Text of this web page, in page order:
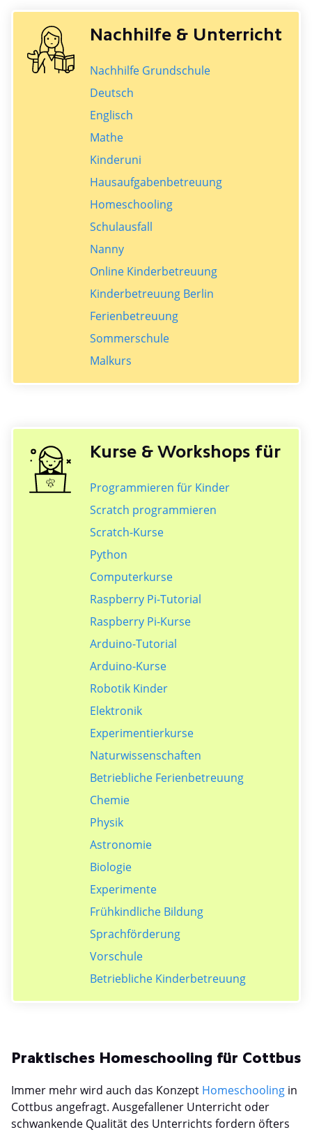
Nachhilfe & Unterricht
Nachhilfe Grundschule
Deutsch
Englisch
Mathe
Kinderuni
Hausaufgabenbetreuung
Homeschooling
Schulausfall
Nanny
Online Kinderbetreuung
Kinderbetreuung Berlin
Ferienbetreuung
Sommerschule
Malkurs
Kurse & Workshops für
Programmieren für Kinder
Scratch programmieren
Scratch-Kurse
Python
Computerkurse
Raspberry Pi-Tutorial
Raspberry Pi-Kurse
Arduino-Tutorial
Arduino-Kurse
Robotik Kinder
Elektronik
Experimentierkurse
Naturwissenschaften
Betriebliche Ferienbetreuung
Chemie
Physik
Astronomie
Biologie
Experimente
Frühkindliche Bildung
Sprachförderung
Vorschule
Betriebliche Kinderbetreuung
Praktisches Homeschooling für Cottbus
Immer mehr wird auch das Konzept Homeschooling in
Cottbus angefragt. Ausgefallener Unterricht oder
schwankende Qualität des Unterrichts fordern öfters